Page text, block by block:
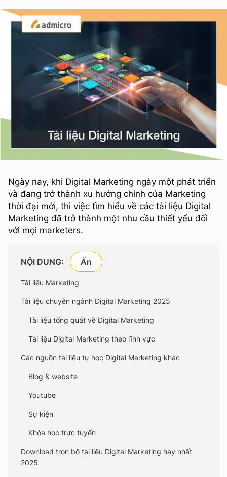
Ngày nay, khi Digital Marketing ngày một phát triển
và đang trở thành xu hướng chính của Marketing
thời đại mới, thì việc tìm hiểu về các tài liệu Digital
Marketing đã trở thành một nhu cầu thiết yếu đối
với mọi marketers.
NỘI DUNG:
Tài liệu Marketing
Tài liệu chuyên ngành Digital Marketing 2025
Tài liệu tổng quát về Digital Marketing
Tài liệu Digital Marketing theo lĩnh vực
Các nguồn tài liệu tự học Digital Marketing khác
Blog & website
Youtube
Sự kiện
Khóa học trực tuyến
Download trọn bộ tài liệu Digital Marketing hay nhất
2025